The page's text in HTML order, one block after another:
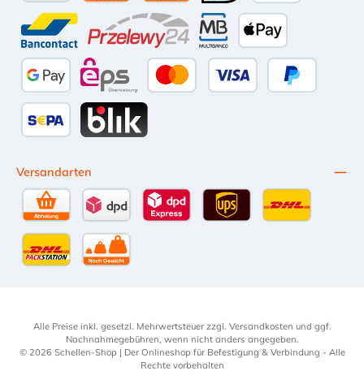
PayPal
Kauf auf Rechnung (10 Tage Netto)
iDEAL
Bancontact Przelewy24 Multibanco Apple Pay
Google Pay eps
Amazon Pay Vorkasse per Überweisung
Versandarten
DPD Standardversand
Selbstabholung
Alle Preise inkl. gesetzl. Mehrwertsteuer zzgl. Versandkosten und ggf.
Nachnahmegebühren, wenn nicht anders angegeben.
© 2026 Schellen-Shop | Der Onlineshop für Befestigung & Verbindung - Alle
Rechte vorbehalten